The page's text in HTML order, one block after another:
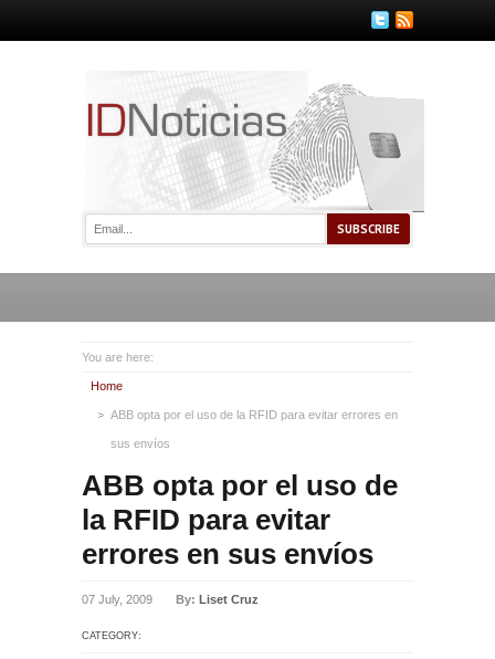
You are here:
Home
ABB opta por el uso de la RFID para evitar errores en
sus envíos
ABB opta por el uso de
la RFID para evitar
errores en sus envíos
07 July, 2009 By: Liset Cruz
CATEGORY: